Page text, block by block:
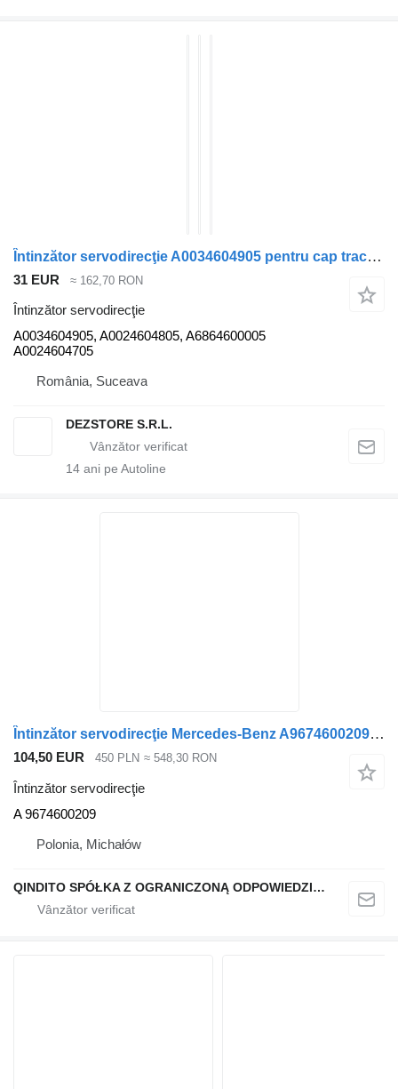
Întinzător servodirecţie A0034604905 pentru cap tractor Mercedes-Benz ACTROS MP2
31 EUR ≈ 162,70 RON
Întinzător servodirecţie
A0034604905, A0024604805, A6864600005
A0024604705
România, Suceava
DEZSTORE S.R.L.
14 ani pe Autoline
Întinzător servodirecţie Mercedes-Benz A9674600209 A 9674600209 pentru cap tractor Mercedes-Benz ATEGO 3 III 823 EURO 6
104,50 EUR 450 PLN ≈ 548,30 RON
Întinzător servodirecţie
A 9674600209
Polonia, Michałów
QINDITO SPÓŁKA Z OGRANICZONĄ ODPOWIEDZIALNOŚCIĄ